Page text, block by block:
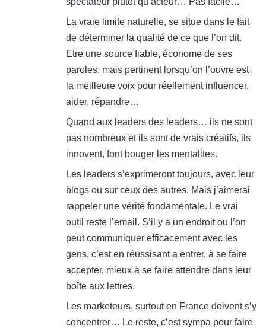
La vraie limite naturelle, se situe dans le fait
de déterminer la qualité de ce que l’on dit.
Etre une source fiable, économe de ses
paroles, mais pertinent lorsqu’on l’ouvre est
la meilleure voix pour réellement influencer,
aider, répandre…
Quand aux leaders des leaders… ils ne sont
pas nombreux et ils sont de vrais créatifs, ils
innovent, font bouger les mentalites.
Les leaders s’exprimeront toujours, avec leur
blogs ou sur ceux des autres. Mais j’aimerai
rappeler une vérité fondamentale. Le vrai
outil reste l’email. S’il y a un endroit ou l’on
peut communiquer efficacement avec les
gens, c’est en réussisant a entrer, à se faire
accepter, mieux à se faire attendre dans leur
boîte aux lettres.
Les marketeurs, surtout en France doivent s’y
concentrer… Le reste, c’est sympa pour faire